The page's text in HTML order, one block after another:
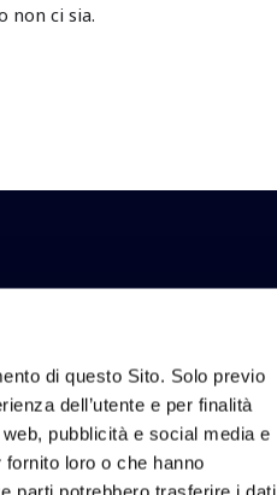
di questo Sito. Solo previo
dell’utente e per finalità
pubblicità e social media e
loro o che hanno
non ci sia.
Sostenibilità
Reporting di Sostenibilità